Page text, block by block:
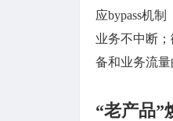
应bypass机
业务不中断
备和业务流
“老产品”